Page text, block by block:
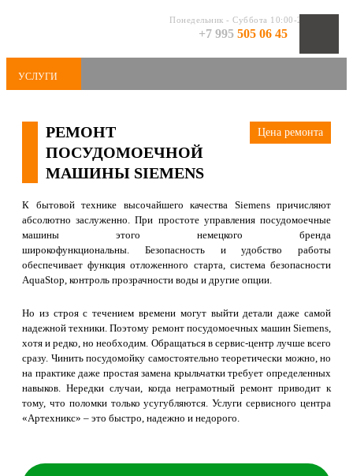
Понедельник - Суббота 10:00-20:00
+7 995 505 06 45
УСЛУГИ
РЕМОНТ
ПОСУДОМОЕЧНОЙ
МАШИНЫ SIEMENS
Цена ремонта
К бытовой технике высочайшего качества Siemens причисляют
абсолютно заслуженно. При простоте управления посудомоечные
машины этого немецкого бренда
широкофункциональны. Безопасность и удобство работы
обеспечивает функция отложенного старта, система безопасности
AquaStop, контроль прозрачности воды и другие опции.
Но из строя с течением времени могут выйти детали даже самой
надежной техники. Поэтому ремонт посудомоечных машин Siemens,
хотя и редко, но необходим. Обращаться в сервис-центр лучше всего
сразу. Чинить посудомойку самостоятельно теоретически можно, но
на практике даже простая замена крыльчатки требует определенных
навыков. Нередки случаи, когда неграмотный ремонт приводит к
тому, что поломки только усугубляются. Услуги сервисного центра
«Артехникс» – это быстро, надежно и недорого.